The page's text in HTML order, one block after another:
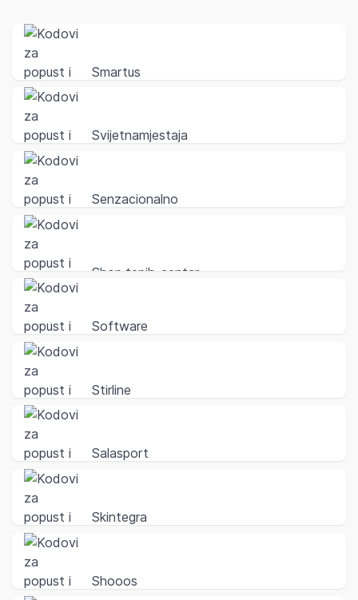
Smartus
Svijetnamjestaja
Senzacionalno
Shop.tepih-centar
Software
Stirline
Salasport
Skintegra
Shooos